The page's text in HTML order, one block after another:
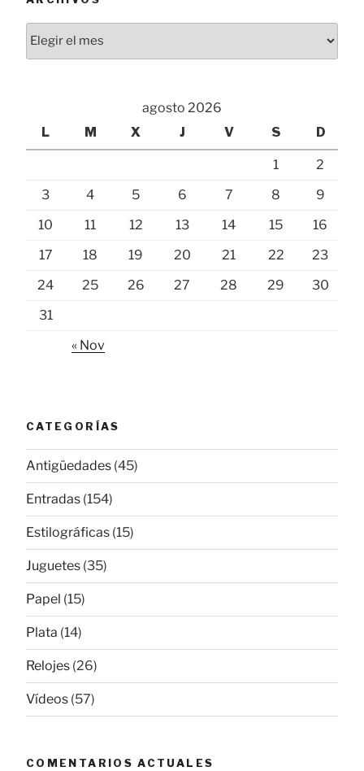
agosto 2026
L
M X J V S D
1
2
3
4 5 6 7 8
9
10
11 12 13 14 15
16
17
18 19 20 21 22
23
24
25 26 27 28 29
30
31
« Nov
CATEGORÍAS
Antigüedades (45)
Entradas (154)
Estilográficas (15)
Juguetes (35)
Papel (15)
Plata (14)
Relojes (26)
Vídeos (57)
COMENTARIOS ACTUALES